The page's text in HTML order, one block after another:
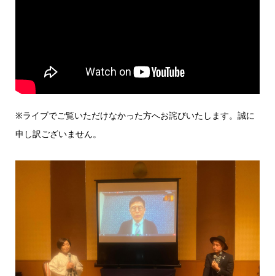
※ライブでご覧いただけなかった方へお詫びいたします。誠に
申し訳ございません。